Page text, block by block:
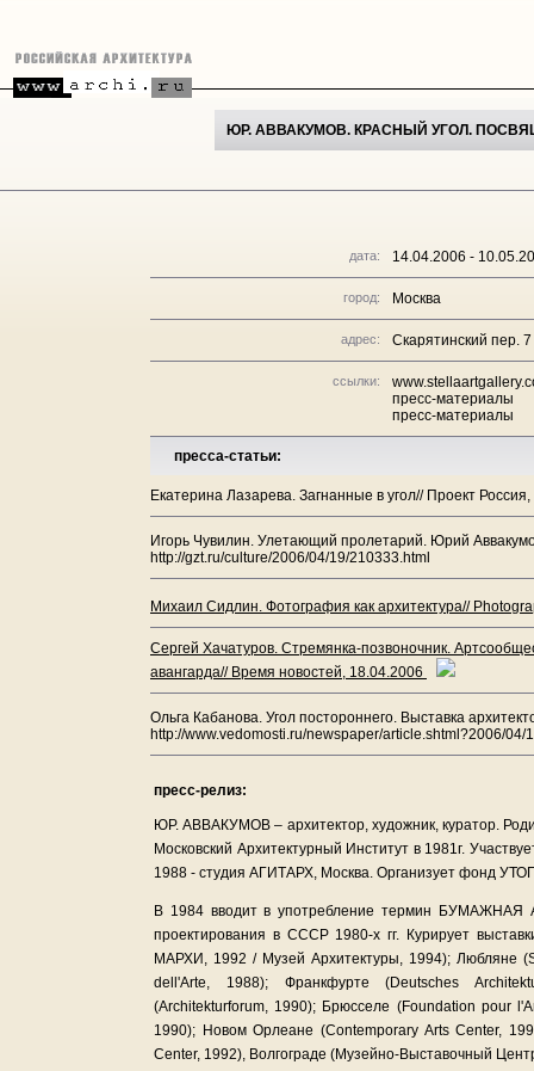
ЮР. АВВАКУМОВ. КРАСНЫЙ УГОЛ.
дата: 14.04.2006 -
город: Москва
адрес: Скарятинский пер. 7
ссылки:
пресс-материалы
пресс-материалы
пресса-статьи:
Екатерина Лазарева. Загнанные в угол// Проект
Игорь Чувилин. Улетающий пролетарий. Юрий
http://gzt.ru/culture/2006/04/19/210333.html
Михаил Сидлин. Фотография как архитектура//
Сергей Хачатуров. Стремянка-позвоночник.
авангарда// Время новостей, 18.04.2006
Ольга Кабанова. Угол постороннего. Выставка
http://www.vedomosti.ru/newspaper/article.shtml?2006/04/
пресс-релиз:
ЮР. АВВАКУМОВ – архитектор, художник, куратор.
Московский Архитектурный Институт в 1981г.
1988 - студия АГИТАРХ, Москва. Организует фонд
В 1984 вводит в употребление термин БУМАЖНАЯ
проектирования в СССР 1980-х гг. Курирует
МАРХИ, 1992 / Музей Архитектуры, 1994); Любляне
dell'Arte, 1988); Франкфурте (Deutsches
(Architekturforum, 1990); Брюсселе (Foundation pour
1990); Новом Орлеане (Contemporary Arts Center,
Center, 1992), Волгограде (Музейно-Выставочный